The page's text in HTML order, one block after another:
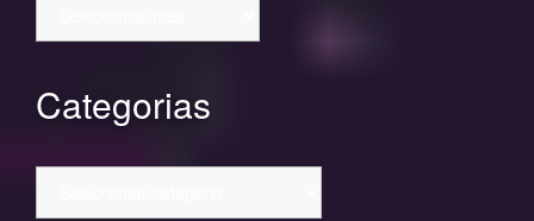
Categorias